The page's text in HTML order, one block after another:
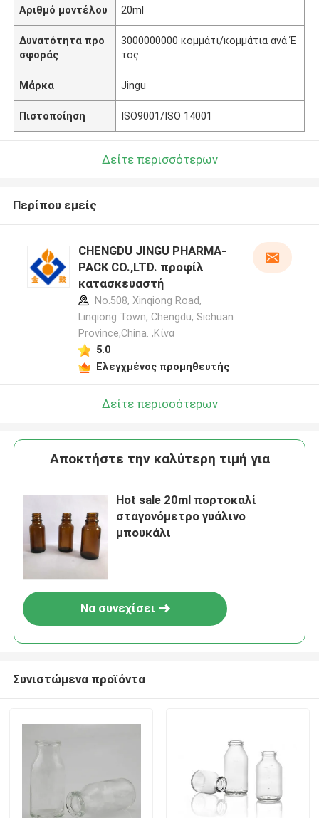
Αριθμό μοντέλου 20ml
Δυνατότητα προ
σφοράς
3000000000 κομμάτι/κομμάτια ανά Έ
τος
Μάρκα Jingu
Πιστοποίηση ISO9001/ISO 14001
Δείτε περισσότερων
Περίπου εμείς
CHENGDU JINGU PHARMA-
PACK CO.,LTD. προφίλ
κατασκευαστή
No.508, Xinqiong Road,
Linqiong Town, Chengdu, Sichuan
Province,China. ,Κίνα
5.0
Ελεγχμένος προμηθευτής
Δείτε περισσότερων
Αποκτήστε την καλύτερη τιμή για
Hot sale 20ml πορτοκαλί
σταγονόμετρο γυάλινο
μπουκάλι
Να συνεχίσει
Συνιστώμενα προϊόντα